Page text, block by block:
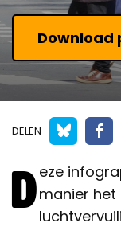
Download
DELEN
Deze
manier het